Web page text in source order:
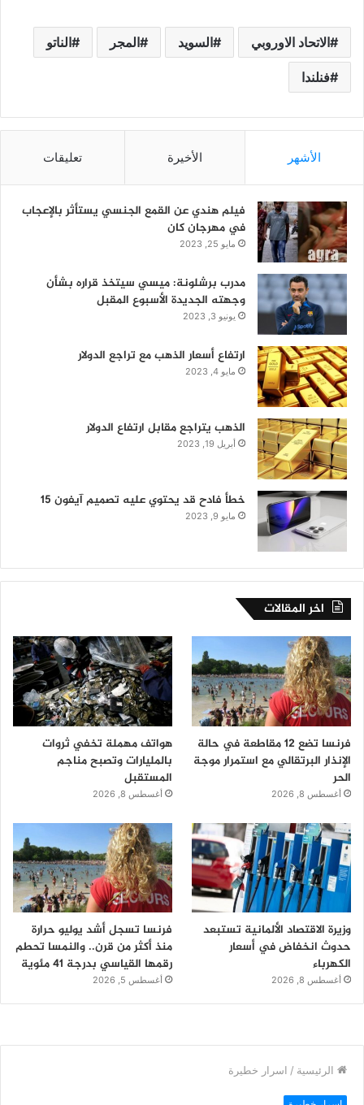
الاتحاد الاوروبي السويد المجر الناتو
فنلندا
الأشهر الأخيرة تعليقات
فيلم هندي عن القمع الجنسي يستأثر بالإعجاب
في مهرجان كان
مايو 25, 2023
مدرب برشلونة: ميسي سيتخذ قراره بشأن
وجهته الجديدة الأسبوع المقبل
يونيو 3, 2023
ارتفاع أسعار الذهب مع تراجع الدولار
مايو 4, 2023
الذهب يتراجع مقابل ارتفاع الدولار
أبريل 19, 2023
خطأ فادح قد يحتوي عليه تصميم آيفون 15
مايو 9, 2023
اخر المقالات
فرنسا تضع 12 مقاطعة في حالة
الإنذار البرتقالي مع استمرار موجة
الحر
أغسطس 8, 2026
هواتف مهملة تخفي ثروات
بالمليارات وتصبح مناجم
المستقبل
أغسطس 8, 2026
وزيرة الاقتصاد الألمانية تستبعد
حدوث انخفاض في أسعار
الكهرباء
أغسطس 8, 2026
فرنسا تسجل أشد يوليو حرارة
منذ أكثر من قرن.. والنمسا تحطم
رقمها القياسي بدرجة 41 مئوية
أغسطس 5, 2026